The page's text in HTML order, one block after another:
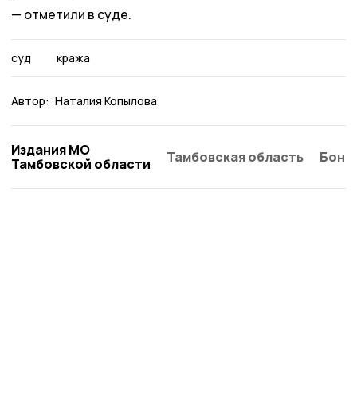
отметили в суде.
суд кража
Автор: Наталия Копылова
Издания МО
Тамбовской области
Тамбовская область